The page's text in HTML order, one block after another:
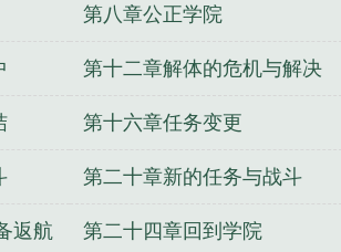
队司令
舰队司令员是什么级别干部
中国人民解放军东海舰队司令 壮志凌
级别 舰队司令烈娜塔 南部战区海军
舰队司令是什么级别?
云顶舰队司令
斯太平洋舰队司令 第六舰队司令
舰队司令
锡诺普海战中与纳西莫夫汇
第八章公正学院
第十二章解体的危机与解决
第十六章任务变更
第二十章新的任务与战斗
返航 第二十四章回到学院